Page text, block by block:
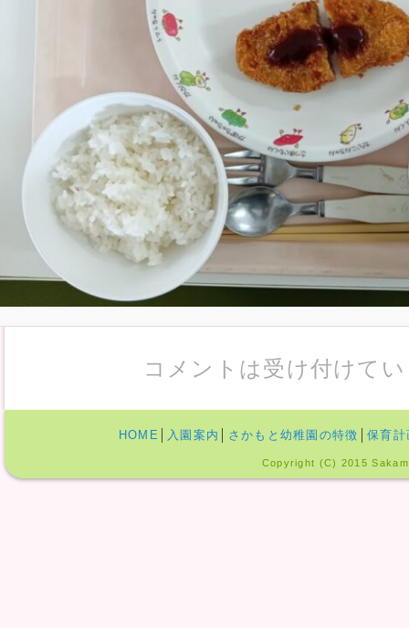
コメントは受け付けて
HOME 入園案内 さかもと幼稚園の特徴 保育計
Copyright (C) 2015